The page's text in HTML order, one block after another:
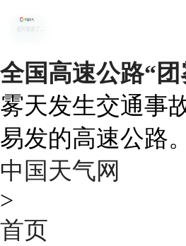
全国高速公路“
雾天发生交通事
易发的高速公路。
中国天气网
>
首页